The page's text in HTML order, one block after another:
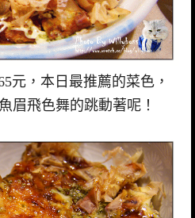
，本日最推薦的菜色，
眉飛色舞的跳動著呢！